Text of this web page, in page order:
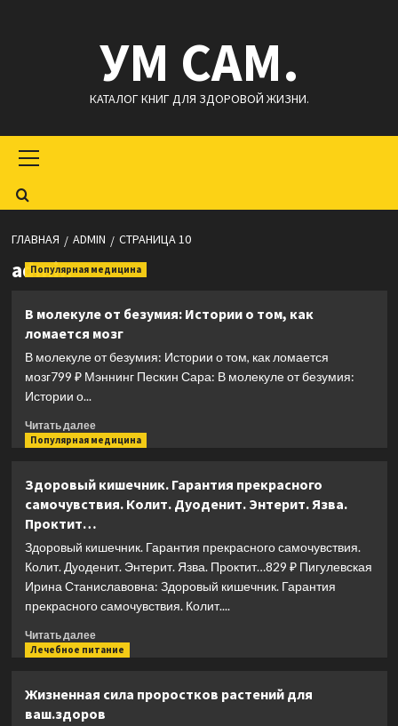
УМ САМ.
КАТАЛОГ КНИГ ДЛЯ ЗДОРОВОЙ ЖИЗНИ.
меню
ГЛАВНАЯ ADMIN СТРАНИЦА 10
admin
Популярная медицина
В молекуле от безумия: Истории о том, как
ломается мозг
В молекуле от безумия: Истории о том, как ломается
мозг799 ₽ Мэннинг Пескин Сара: В молекуле от безумия:
Истории о...
Читать далееПрочитать
больше
молекуле
от
безумия:
том,
как
ломается
Популярная медицина
Здоровый кишечник. Гарантия прекрасного
самочувствия. Колит. Дуоденит. Энтерит. Язва.
Проктит…
Здоровый кишечник. Гарантия прекрасного самочувствия.
Колит. Дуоденит. Энтерит. Язва. Проктит…829 ₽ Пигулевская
Ирина Станиславовна: Здоровый кишечник. Гарантия
прекрасного самочувствия. Колит....
Читать далееПрочитать
больше
кишечник.
Гарантия
Лечебное питание
Жизненная сила проростков растений для
ваш.здоров